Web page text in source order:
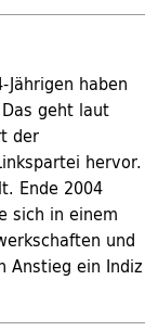
haben
geht laut
der
hervor.
Ende 2004
sich in einem
und
Anstieg ein Indiz